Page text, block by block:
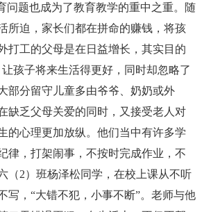
问题也成为了教育教学的重中之重。随
所迫，家长们都在拼命的赚钱，将孩
打工的父母是在日益增长，其实目的
孩子将来生活得更好，同时却忽略了
部分留守儿童多由爷爷、奶奶或外
缺乏父母关爱的同时，又接受老人对
的心理更加放纵。他们当中有许多学
律，打架闹事，不按时完成作业，不
（2）班杨泽松同学，在校上课从不听
写，“大错不犯，小事不断”。老师与他